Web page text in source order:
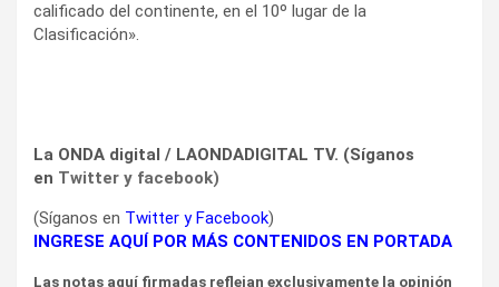
calificado del continente, en el 10º lugar de la
Clasificación».
La ONDA digital / LAONDADIGITAL TV. (Síganos
en Twitter y facebook)
(Síganos en Twitter yFacebook)
INGRESE AQUÍ POR MÁS CONTENIDOS EN PORTADA
Las notas aquí firmadas reflejan exclusivamente la opinión